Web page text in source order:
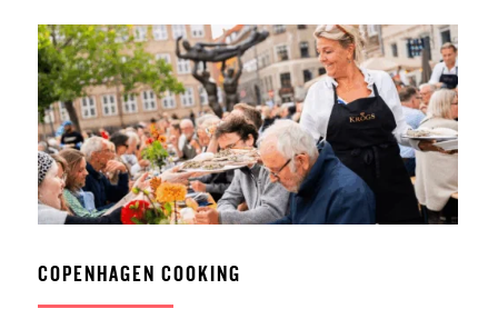
COPENHAGEN COOKING